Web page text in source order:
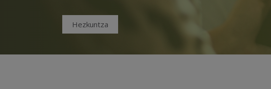
Hezkuntza